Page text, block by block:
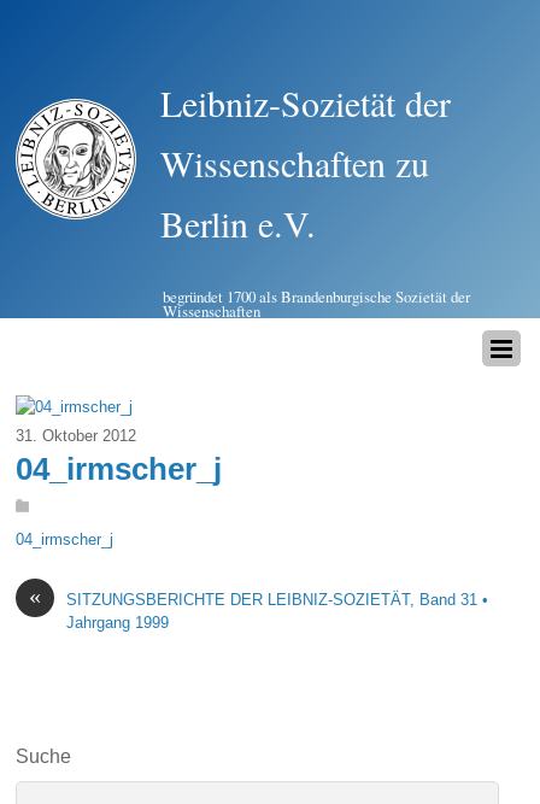
Leibniz-Sozietät der
Wissenschaften zu
Berlin e.V.
begründet 1700 als Brandenburgische Sozietät der
Wissenschaften
31. Oktober 2012
04_irmscher_j
04_irmscher_j
«
SITZUNGSBERICHTE DER LEIBNIZ-SOZIETÄT, Band 31 •
Jahrgang 1999
Suche